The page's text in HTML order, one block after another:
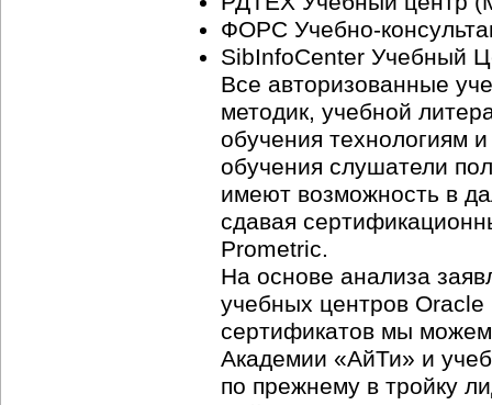
ФОРС Учебно-
SibInfoCenter Учебный
Все авторизованные
методик, учебной
обучения технологиям
обучения слушатели
имеют возможность в
сдавая
Prometric.
На основе анализа
учебных центров
сертификатов мы можем
Академии «АйТи» и
по прежнему в тройку